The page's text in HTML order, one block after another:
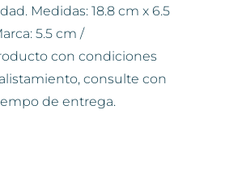
Medidas: 18.8 cm x 6.5
5.5 cm /
con condiciones
consulte con
de entrega.